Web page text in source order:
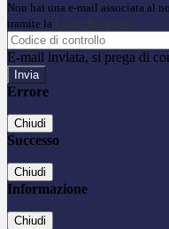
Non hai una e-mail associata al
tramite la Login Spaggiari
E-mail inviata, si prega di
Errore
Chiudi
Successo
Chiudi
Informazione
Chiudi